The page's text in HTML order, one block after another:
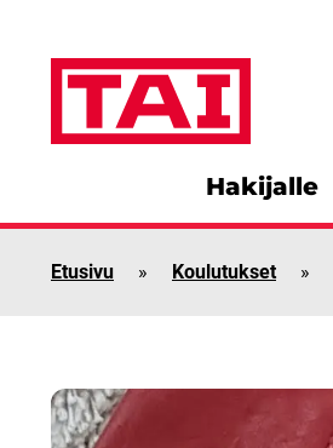
Hakijalle
Etusivu » Koulutukset »